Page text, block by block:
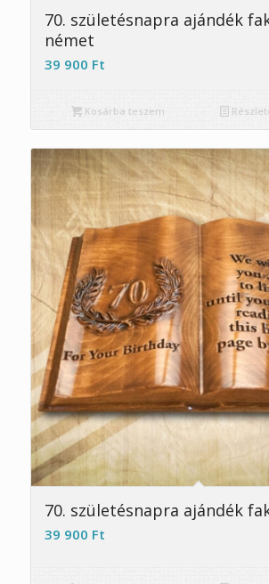
5.00
70. születésnapra ajándék
német
39 900 Ft
Kosárba teszem
70. születésnapra ajándék
39 900 Ft